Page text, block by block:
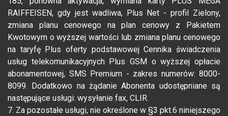
RAIFFEISEN, gdy jest wadliwa, Plus Net - profil Zielony,
zmiana planu cenowego na plan cenowy z Pakietem
Kwotowym o wyższej wartości lub zmiana planu cenowego
na taryfę Plus oferty podstawowej Cennika świadczenia
usług telekomunikacyjnych Plus GSM o wyższej opłacie
abonamentowej, SMS Premium - zakres numerów: 8000-
8099. Dodatkowo na żądanie Abonenta udostępniane są
następujące usługi: wysyłanie fax, CLIR.
7. Za pozostałe usługi, nie określone w §3 pkt.6 niniejszego